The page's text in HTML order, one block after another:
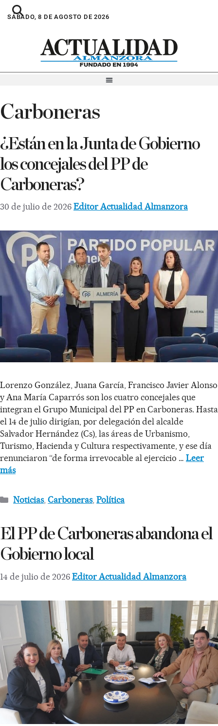
SÁBADO, 8 DE AGOSTO DE 2026
Carboneras
¿Están en la Junta de Gobierno
los concejales del PP de
Carboneras?
30 de julio de 2026Editor Actualidad Almanzora
Lorenzo González, Juana García, Francisco Javier Alonso
y Ana María Caparrós son los cuatro concejales que
integran el Grupo Municipal del PP en Carboneras. Hasta
el 14 de julio dirigían, por delegación del alcalde
Salvador Hernández (Cs), las áreas de Urbanismo,
Turismo, Hacienda y Cultura respectivamente, y ese día
renunciaron “de forma irrevocable al ejercicio … Leer
más
Noticias,Carboneras,Política
El PP de Carboneras abandona el
Gobierno local
14 de julio de 2026Editor Actualidad Almanzora